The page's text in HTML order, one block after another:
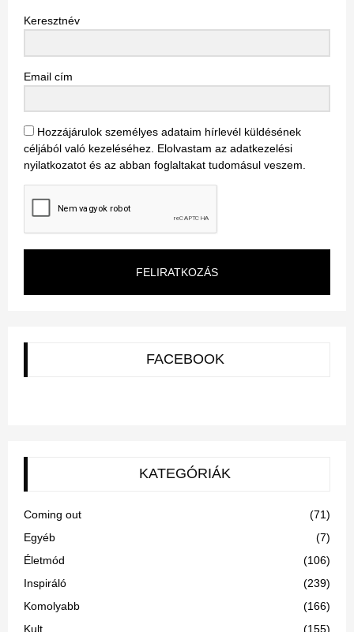
Keresztnév
Email cím
Hozzájárulok személyes adataim hírlevél küldésének
céljából való kezeléséhez. Elolvastam az adatkezelési
nyilatkozatot és az abban foglaltakat tudomásul veszem.
FELIRATKOZÁS
FACEBOOK
KATEGÓRIÁK
Coming out
(71)
Egyéb
(7)
Életmód
(106)
Inspiráló
(239)
Komolyabb
(166)
Kult
(155)